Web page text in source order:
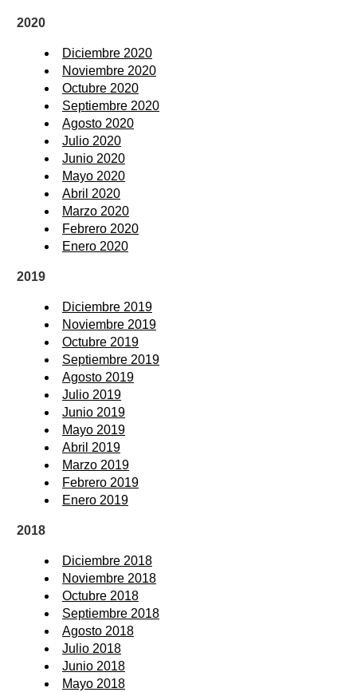
2020
Diciembre 2020
Noviembre 2020
Octubre 2020
Septiembre 2020
Agosto 2020
Julio 2020
Junio 2020
Mayo 2020
Abril 2020
Marzo 2020
Febrero 2020
Enero 2020
2019
Diciembre 2019
Noviembre 2019
Octubre 2019
Septiembre 2019
Agosto 2019
Julio 2019
Junio 2019
Mayo 2019
Abril 2019
Marzo 2019
Febrero 2019
Enero 2019
2018
Diciembre 2018
Noviembre 2018
Octubre 2018
Septiembre 2018
Agosto 2018
Julio 2018
Junio 2018
Mayo 2018